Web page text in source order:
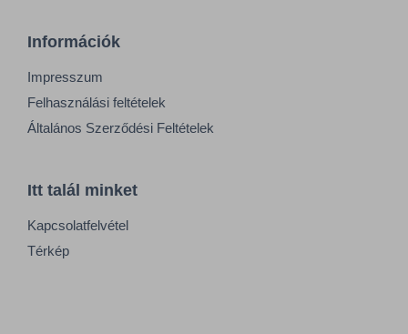
Információk
Impresszum
Felhasználási feltételek
Általános Szerződési Feltételek
Itt talál minket
Kapcsolatfelvétel
Térkép